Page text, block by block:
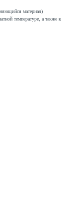
материал)
температуре, а также к